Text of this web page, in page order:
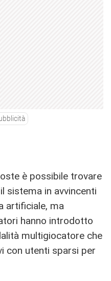
è possibile trovare
sistema in avvincenti
artificiale, ma
hanno introdotto
multigiocatore che
con utenti sparsi per